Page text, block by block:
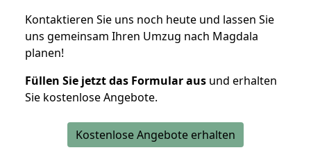
Kontaktieren Sie uns noch heute und lassen Sie
uns gemeinsam Ihren Umzug nach Magdala
planen!
Füllen Sie jetzt das Formular aus und erhalten
Sie kostenlose Angebote.
Kostenlose Angebote erhalten